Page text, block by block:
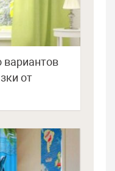
от